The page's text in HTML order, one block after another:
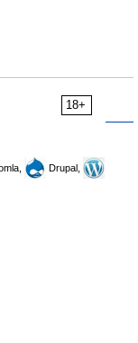
18+
Drupal,